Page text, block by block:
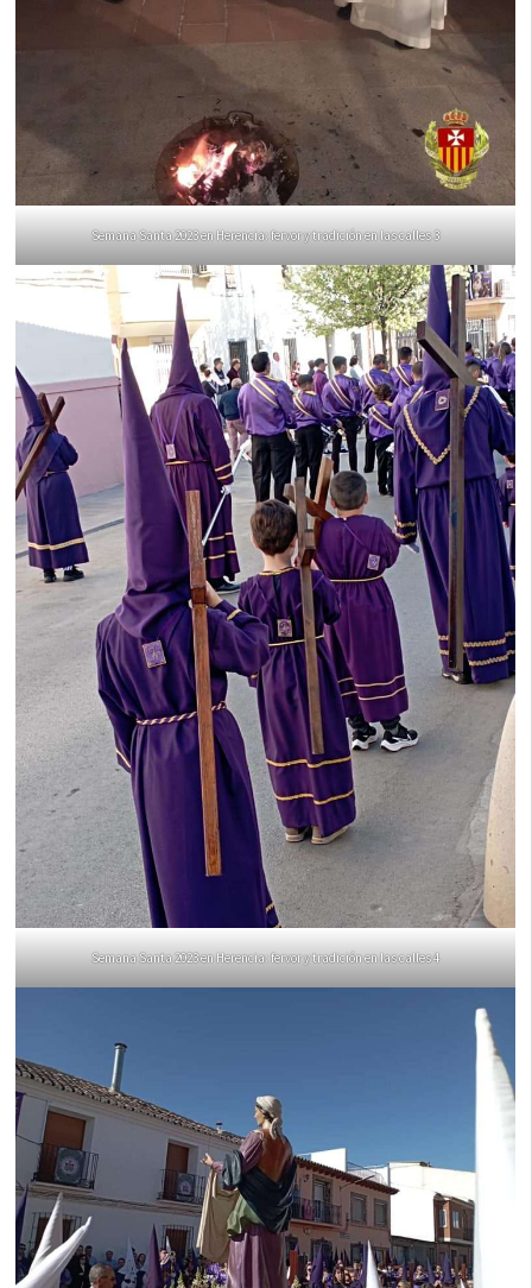
Semana Santa 2023 en Herencia: fervor y tradición en las calles 3
Semana Santa 2023 en Herencia: fervor y tradición en las calles 4